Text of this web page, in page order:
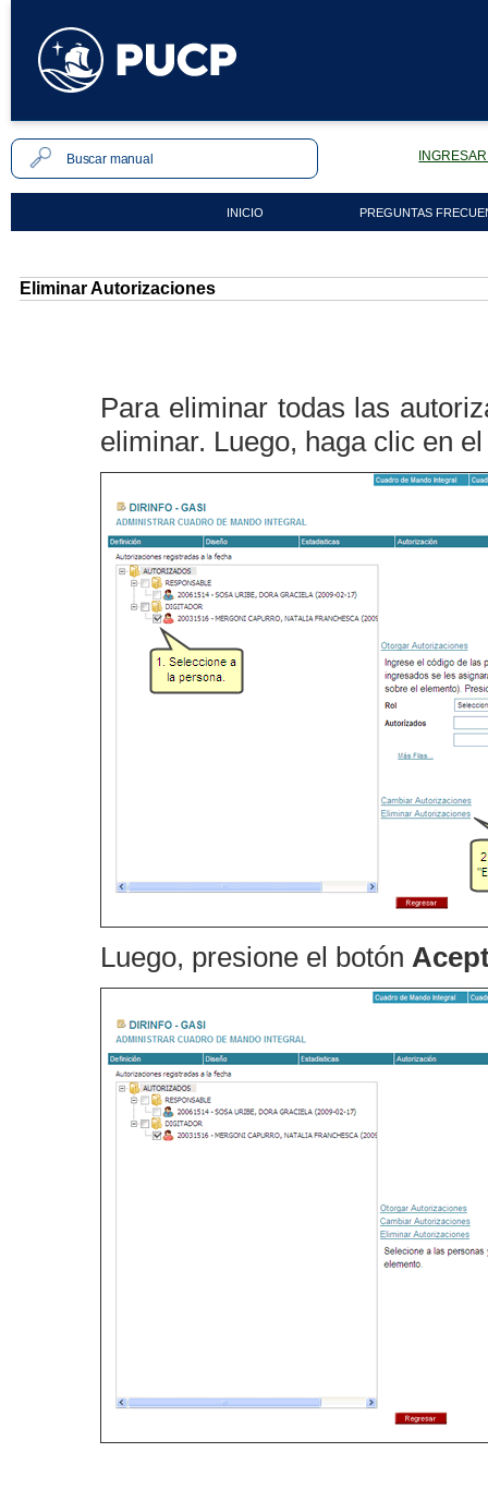
INICIO PREGUNTAS
Eliminar Autorizaciones
Para eliminar todas las
eliminar. Luego, haga clic en
Luego, presione el botón